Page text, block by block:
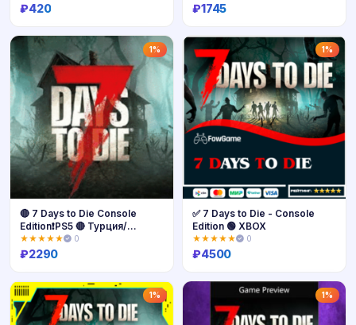
Купить
₽420
Купить
₽1745
1%
Купить
🔴 7 Days to Die Console
Edition❗️PS5 🔴 Турция/
Украина
★★★★★ 0
₽2290
1%
Купить
✅ 7 Days to Die - Console
Edition 🟢 XBOX
★★★★★ 0
₽4500
1% 1%